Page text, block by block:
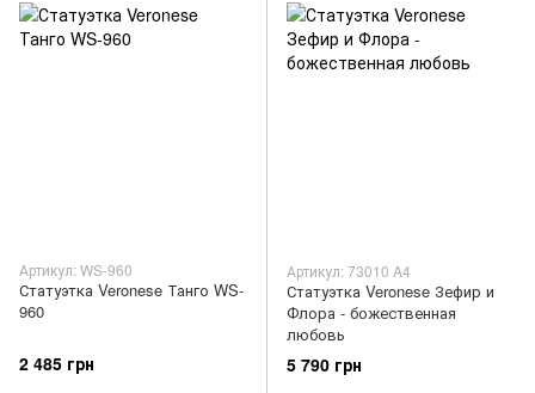
Артикул: WS-960
Статуэтка Veronese Танго WS-
960
2 485 грн
Артикул: 73010 A4
Статуэтка Veronese Зефир и
Флора - божественная
любовь
5 790 грн